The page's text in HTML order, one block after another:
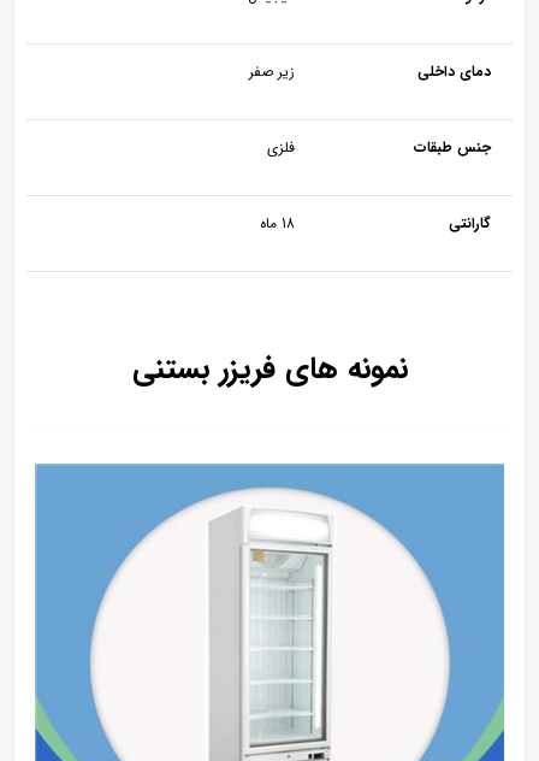
دمای داخلی زیر صفر
جنس طبقات فلزی
گارانتی 18 ماه
نمونه های فریزر بستنی